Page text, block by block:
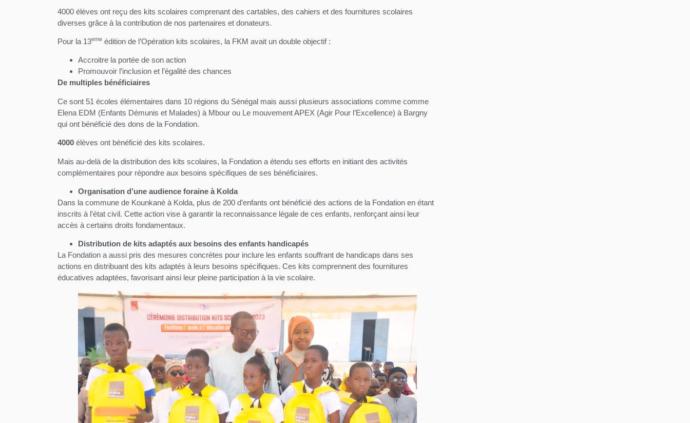
4000 élèves ont reçu des kits scolaires comprenant des cartables, des cahiers et des fournitures scolaires
diverses grâce à la contribution de nos partenaires et donateurs.
Pour la 13eme édition de l’Opération kits scolaires, la FKM avait un double objectif :
Accroitre la portée de son action
Promouvoir l’inclusion et l’égalité des chances
De multiples bénéficiaires
Ce sont 51 écoles élémentaires dans 10 régions du Sénégal mais aussi plusieurs associations comme comme
Elena EDM (Enfants Démunis et Malades) à Mbour ou Le mouvement APEX (Agir Pour l’Excellence) à Bargny
qui ont bénéficié des dons de la Fondation.
4000 élèves ont bénéficié des kits scolaires.
Mais au-delà de la distribution des kits scolaires, la Fondation a étendu ses efforts en initiant des activités
complémentaires pour répondre aux besoins spécifiques de ses bénéficiaires.
Organisation d’une audience foraine à Kolda
Dans la commune de Kounkané à Kolda, plus de 200 d’enfants ont bénéficié des actions de la Fondation en étant
inscrits à l’état civil. Cette action vise à garantir la reconnaissance légale de ces enfants, renforçant ainsi leur
accès à certains droits fondamentaux.
Distribution de kits adaptés aux besoins des enfants handicapés
La Fondation a aussi pris des mesures concrètes pour inclure les enfants souffrant de handicaps dans ses
actions en distribuant des kits adaptés à leurs besoins spécifiques. Ces kits comprennent des fournitures
éducatives adaptées, favorisant ainsi leur pleine participation à la vie scolaire.